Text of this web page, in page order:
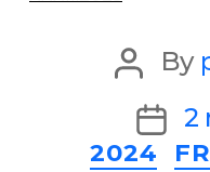
Post
author
By
Post
date
2
2024